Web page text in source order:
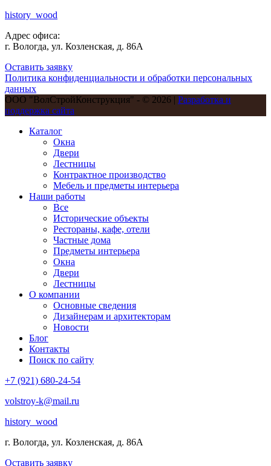
history_wood
Адрес офиса:
г. Вологда, ул. Козленская, д. 86А
Оставить заявку
Политика конфиденциальности и обработки персональных
данных
ООО "ВолСтройКонструкция" - © 2026 | Разработка и
поддержка сайта
Каталог
Окна
Двери
Лестницы
Контрактное производство
Мебель и предметы интерьера
Наши работы
Все
Исторические объекты
Рестораны, кафе, отели
Частные дома
Предметы интерьера
Окна
Двери
Лестницы
О компании
Основные сведения
Дизайнерам и архитекторам
Новости
Блог
Контакты
Поиск по сайту
+7 (921) 680-24-54
volstroy-k@mail.ru
history_wood
г. Вологда, ул. Козленская, д. 86А
Оставить заявку